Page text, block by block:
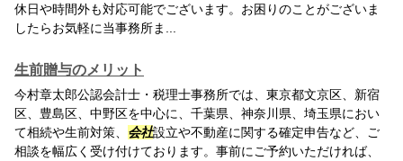
休日や時間外も対応可能でございます。お困りのことがございま
したらお気軽に当事務所ま...
生前贈与のメリット
今村章太郎公認会計士・税理士事務所では、東京都文京区、新宿
区、豊島区、中野区を中心に、千葉県、神奈川県、埼玉県におい
て相続や生前対策、 会社設立や不動産に関する確定申告など、ご
相談を幅広く受け付けております。事前にご予約いただければ、